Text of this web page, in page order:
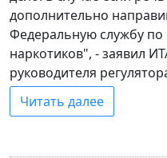
дополнительно
Федеральную службу
наркотиков", - заявил
руководителя
Читать далее